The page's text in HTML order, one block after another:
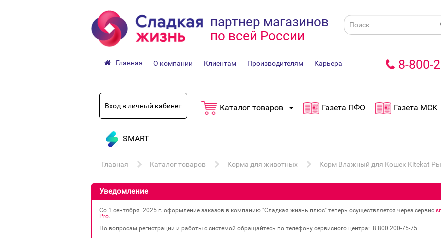
партнер магазинов
по всей России
Главная О компании Клиентам Производителям Карьера 8-800-
Вход в личный кабинет Каталог товаров Газета ПФО Газета МСК
SMART
Главная Каталог товаров Корма для животных Корм Влажный для Кошек Kitekat
Уведомление
Со 1 сентября 2025 г. оформление заказов в компанию "Сладкая жизнь плюс" теперь осуществляется через сервис
Pro.
По вопросам регистрации и работы с системой обращайтесь по телефону сервисного центра: 8 800 200‐75‐75